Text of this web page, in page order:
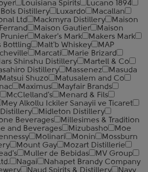
Louisiana Spirits
Lucano 1894
Bols Distillery Luxardo
Macallan
Ltd
Mackmyra Distillery
Maison
Maison Gautier
Maison
Maker's Mark
Makers Mark
Bottling Malt'b Whiskey
MAP
Marcati
Marie Brizard
Shinshu Distillery
Martell & Co
Distillery Massenez
Masuda
Matsui Shuzo
Matusalem and Co
Maximus
Mayfair Brands
McClelland's
Menard & Fils
Mey Alkollu Ickiler Sanayii ve Ticaret
Midleton Distillery
Beverages
Millesimes & Tradition
and Beverages
Mizubasho
Moe
Molinari Monin
Mossburn
Mount Gay
Mozart Distillerie
Muller de Bebidas
MV Group
Nagai
Nahapet Brandy Company